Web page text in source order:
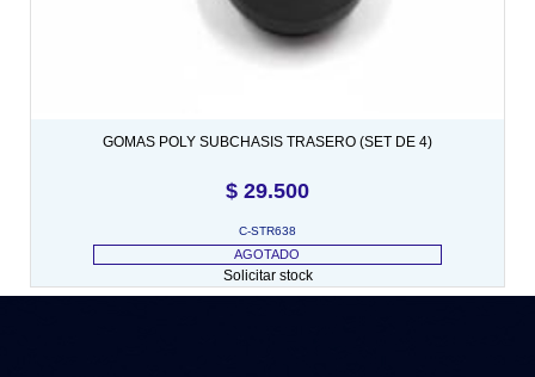
GOMAS POLY SUBCHASIS TRASERO (SET DE 4)
$ 29.500
C-STR638
AGOTADO
Solicitar stock